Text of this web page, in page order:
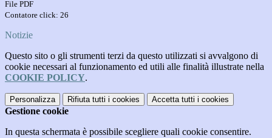
File PDF
Contatore click: 26
Notizie
Questo sito o gli strumenti terzi da questo utilizzati si avvalgono di
cookie necessari al funzionamento ed utili alle finalità illustrate nella
COOKIE POLICY.
Personalizza Rifiuta tutti i cookies Accetta tutti i cookies
Gestione cookie
In questa schermata è possibile scegliere quali cookie consentire.